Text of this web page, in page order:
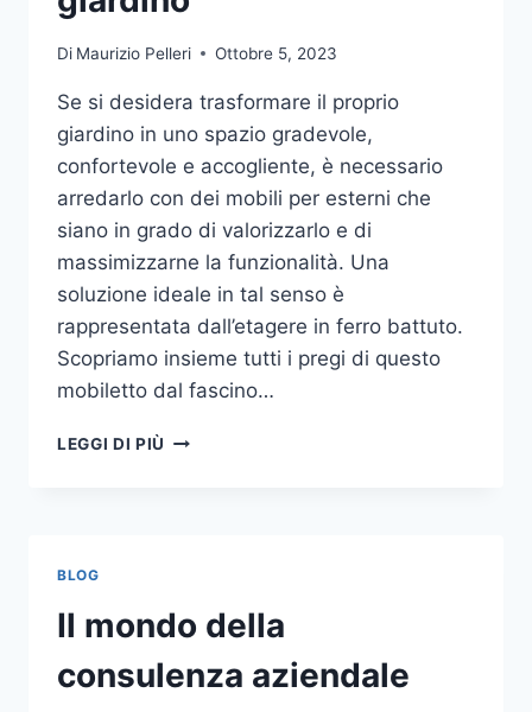
Di Maurizio Pelleri Ottobre 5, 2023
Se si desidera trasformare il proprio
giardino in uno spazio gradevole,
confortevole e accogliente, è necessario
arredarlo con dei mobili per esterni che
siano in grado di valorizzarlo e di
massimizzarne la funzionalità. Una
soluzione ideale in tal senso è
rappresentata dall’etagere in ferro battuto.
Scopriamo insieme tutti i pregi di questo
mobiletto dal fascino…
LEGGI DI PIÙ ETAGERE
PER
L’ARREDO
GIARDINO
BLOG
Il mondo della
consulenza aziendale